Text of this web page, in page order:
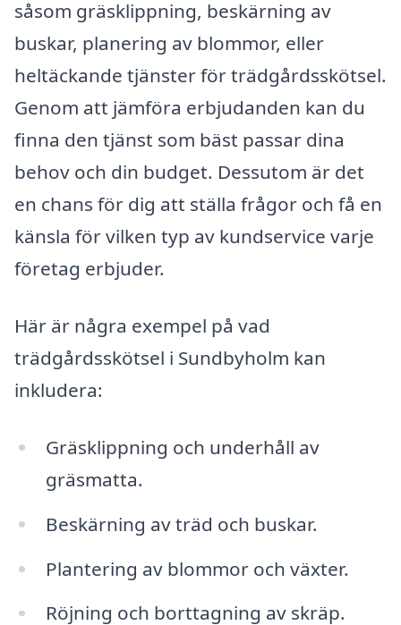
såsom gräsklippning, beskärning av
buskar, planering av blommor, eller
heltäckande tjänster för trädgårdsskötsel.
Genom att jämföra erbjudanden kan du
finna den tjänst som bäst passar dina
behov och din budget. Dessutom är det
en chans för dig att ställa frågor och få en
känsla för vilken typ av kundservice varje
företag erbjuder.
Här är några exempel på vad
trädgårdsskötsel i Sundbyholm kan
inkludera:
Gräsklippning och underhåll av
gräsmatta.
Beskärning av träd och buskar.
Plantering av blommor och växter.
Röjning och borttagning av skräp.